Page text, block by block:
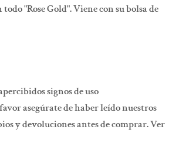
"Rose Gold". Viene con su bolsa de
signos de uso
asegúrate de haber leído nuestros
y devoluciones antes de comprar. Ver